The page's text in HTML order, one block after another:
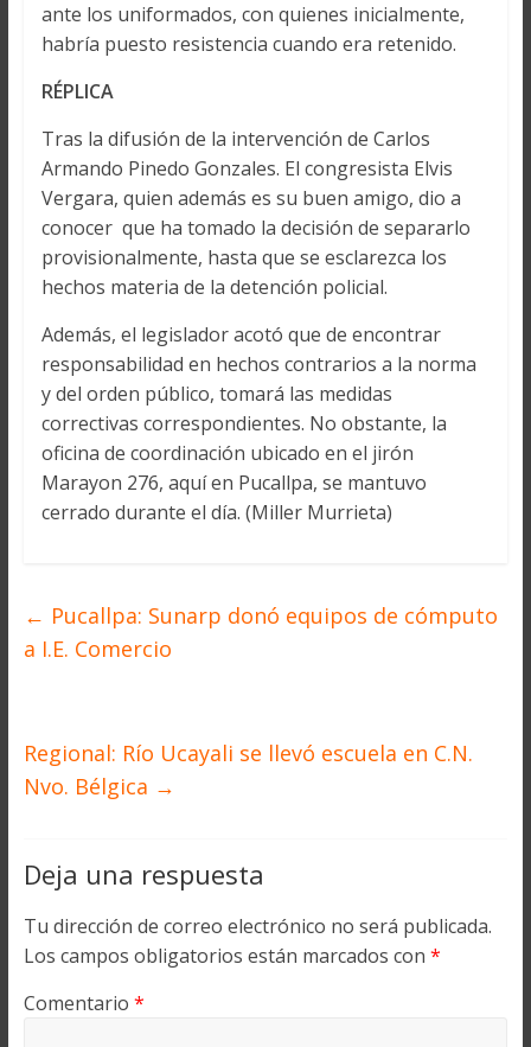
ante los uniformados, con quienes inicialmente,
habría puesto resistencia cuando era retenido.
RÉPLICA
Tras la difusión de la intervención de Carlos
Armando Pinedo Gonzales. El congresista Elvis
Vergara, quien además es su buen amigo, dio a
conocer que ha tomado la decisión de separarlo
provisionalmente, hasta que se esclarezca los
hechos materia de la detención policial.
Además, el legislador acotó que de encontrar
responsabilidad en hechos contrarios a la norma
y del orden público, tomará las medidas
correctivas correspondientes. No obstante, la
oficina de coordinación ubicado en el jirón
Marayon 276, aquí en Pucallpa, se mantuvo
cerrado durante el día. (Miller Murrieta)
← Pucallpa: Sunarp donó equipos de cómputo
a I.E. Comercio
Regional: Río Ucayali se llevó escuela en C.N.
Nvo. Bélgica →
Deja una respuesta
Tu dirección de correo electrónico no será publicada.
Los campos obligatorios están marcados con *
Comentario *